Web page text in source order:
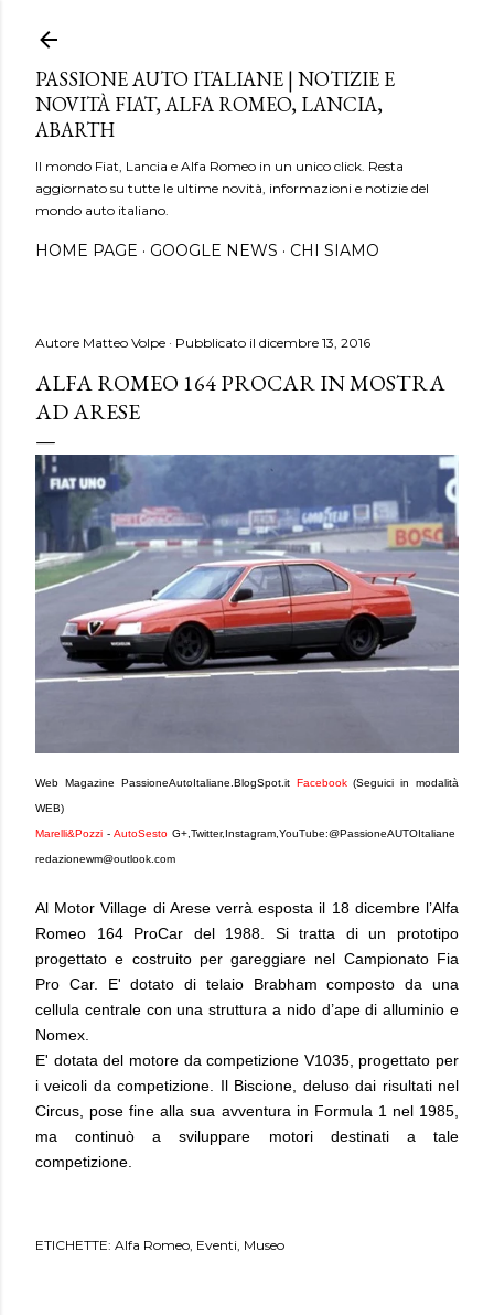
PASSIONE AUTO ITALIANE | NOTIZIE E
NOVITÀ FIAT, ALFA ROMEO, LANCIA,
ABARTH
Il mondo Fiat, Lancia e Alfa Romeo in un unico click. Resta
aggiornato su tutte le ultime novità, informazioni e notizie del
mondo auto italiano.
HOME PAGE GOOGLE NEWS CHI SIAMO
Autore Matteo Volpe Pubblicato il dicembre 13, 2016
ALFA ROMEO 164 PROCAR IN MOSTRA
AD ARESE
Web Magazine PassioneAutoItaliane.BlogSpot.it Facebook (Seguici in modalità
WEB)
Marelli&Pozzi -AutoSesto G+,Twitter,Instagram,YouTube:@PassioneAUTOItaliane
redazionewm@outlook.com
Al Motor Village di Arese verrà esposta il 18 dicembre l’Alfa
Romeo 164 ProCar del 1988. Si tratta di un prototipo
progettato e costruito per gareggiare nel Campionato Fia
Pro Car. E' dotato di telaio Brabham composto da una
cellula centrale con una struttura a nido d’ape di alluminio e
Nomex.
E' dotata del motore da competizione V1035, progettato per
i veicoli da competizione. Il Biscione, deluso dai risultati nel
Circus, pose fine alla sua avventura in Formula 1 nel 1985,
ma continuò a sviluppare motori destinati a tale
competizione.
ETICHETTE: Alfa Romeo Eventi Museo